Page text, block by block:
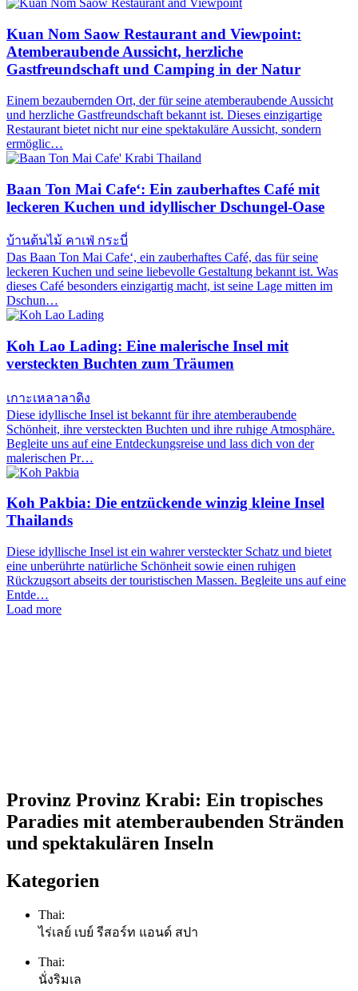
Kuan Nom Saow Restaurant and Viewpoint:
Atemberaubende Aussicht, herzliche
Gastfreundschaft und Camping in der Natur
Einem bezaubernden Ort, der für seine atemberaubende Aussicht
und herzliche Gastfreundschaft bekannt ist. Dieses einzigartige
Restaurant bietet nicht nur eine spektakuläre Aussicht, sondern
ermöglic…
Baan Ton Mai Cafe‘: Ein zauberhaftes Café mit
leckeren Kuchen und idyllischer Dschungel-Oase
บ้านต้นไม้ คาเฟ่ กระบี่
Das Baan Ton Mai Cafe‘, ein zauberhaftes Café, das für seine
leckeren Kuchen und seine liebevolle Gestaltung bekannt ist. Was
dieses Café besonders einzigartig macht, ist seine Lage mitten im
Dschun…
Koh Lao Lading: Eine malerische Insel mit
versteckten Buchten zum Träumen
เกาะเหลาลาดิง
Diese idyllische Insel ist bekannt für ihre atemberaubende
Schönheit, ihre versteckten Buchten und ihre ruhige Atmosphäre.
Begleite uns auf eine Entdeckungsreise und lass dich von der
malerischen Pr…
Koh Pakbia: Die entzückende winzig kleine Insel
Thailands
Diese idyllische Insel ist ein wahrer versteckter Schatz und bietet
eine unberührte natürliche Schönheit sowie einen ruhigen
Rückzugsort abseits der touristischen Massen. Begleite uns auf eine
Entde…
Load more
Provinz Provinz Krabi: Ein tropisches
Paradies mit atemberaubenden Stränden
und spektakulären Inseln
Kategorien
Thai:
ไร่เลย์ เบย์ รีสอร์ท แอนด์ สปา
Thai:
นั่งริมเล